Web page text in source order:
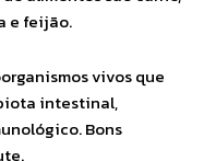
e feijão.
vivos que
intestinal,
Bons